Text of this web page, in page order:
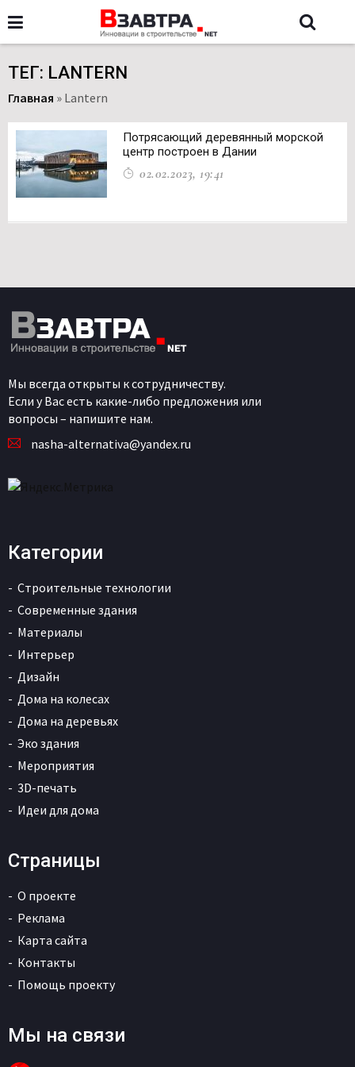
ТЕГ: LANTERN
Главная » Lantern
Потрясающий деревянный морской
центр построен в Дании
02.02.2023, 19:41
Мы всегда открыты к сотрудничеству.
Если у Вас есть какие-либо предложения или
вопросы – напишите нам.
nasha-alternativa@yandex.ru
Категории
Строительные технологии
Современные здания
Материалы
Интерьер
Дизайн
Дома на колесах
Дома на деревьях
Эко здания
Мероприятия
3D-печать
Идеи для дома
Страницы
О проекте
Реклама
Карта сайта
Контакты
Помощь проекту
Мы на связи